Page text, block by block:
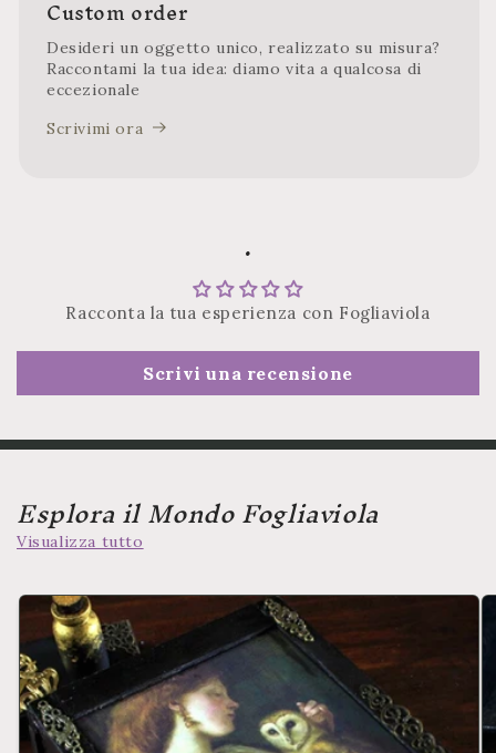
Custom order
Desideri un oggetto unico, realizzato su misura?
Raccontami la tua idea: diamo vita a qualcosa di
eccezionale
Scrivimi ora
.
Racconta la tua esperienza con Fogliaviola
Scrivi una recensione
Esplora il Mondo Fogliaviola
Visualizza tutto